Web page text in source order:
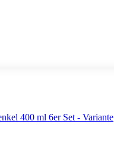
400 ml 6er Set - Variante